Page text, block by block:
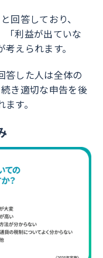
回答しており、
「利益が出ていな
えられます。
答した人は全体の
き適切な申告を後
す。